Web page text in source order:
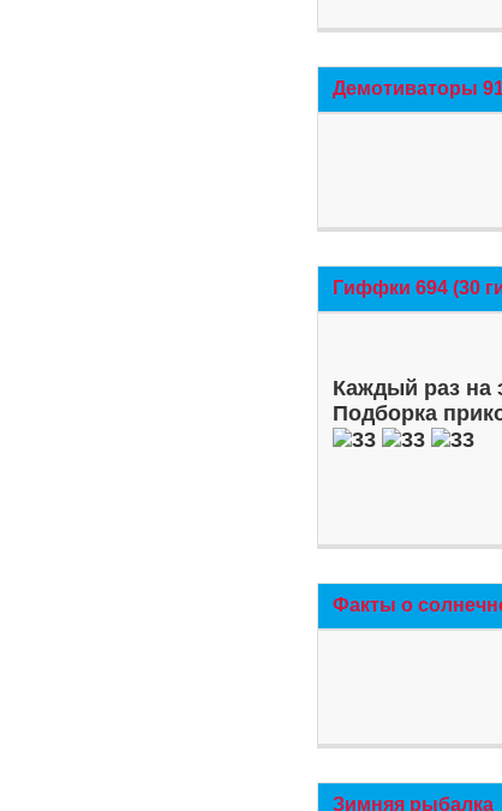
Демотиваторы
Гиффки 694 (30
Каждый раз на
Подборка
Факты о
Зимняя рыбалка